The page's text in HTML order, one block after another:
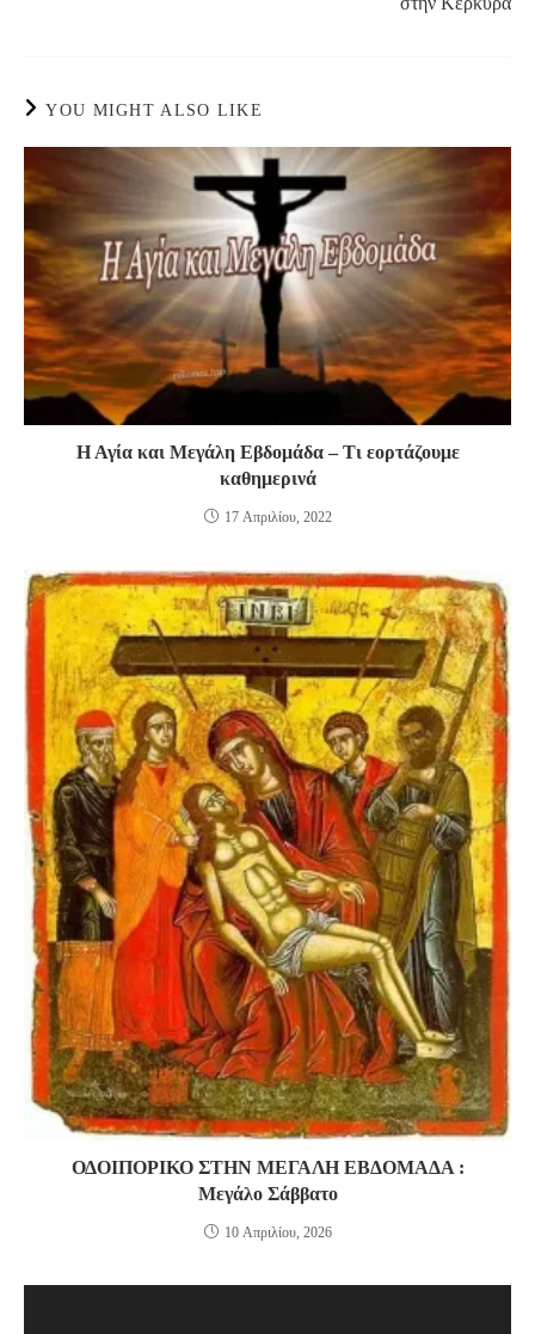
YOU MIGHT ALSO LIKE
Η Αγία και Μεγάλη Εβδομάδα – Τι εορτάζουμε
καθημερινά
17 Απριλίου, 2022
ΟΔΟΙΠΟΡΙΚΟ ΣΤΗΝ ΜΕΓΑΛΗ ΕΒΔΟΜΑΔΑ :
Μεγάλο Σάββατο
10 Απριλίου, 2026